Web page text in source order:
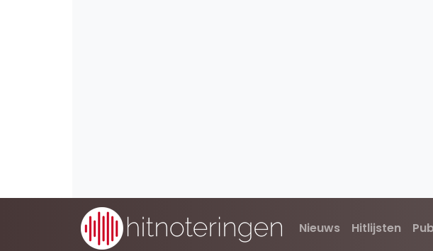
Nieuws Hitlijsten